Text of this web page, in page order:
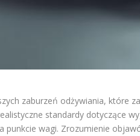
zaburzeń odżywiania, które
standardy dotyczące
punkcie wagi. Zrozumienie